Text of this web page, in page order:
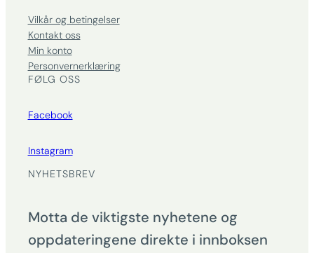
Vilkår og betingelser
Kontakt oss
Min konto
Personvernerklæring
FØLG OSS
Facebook
Instagram
NYHETSBREV
Motta de viktigste nyhetene og
oppdateringene direkte i innboksen